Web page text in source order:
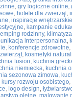
, gry logiczne online,
, hotele dla zwierząt,
, inspiracje wnętrzarskie
, kampanie
rodzinny,
interpersonalna,
, konferencje zdrowotne,
, kosmetyki
fusion, kuchnia
niemiecka, kuchnia
sezonowa zimowa,
kursy rozwoju osobistego,
, logo design,
olejne, malowanie